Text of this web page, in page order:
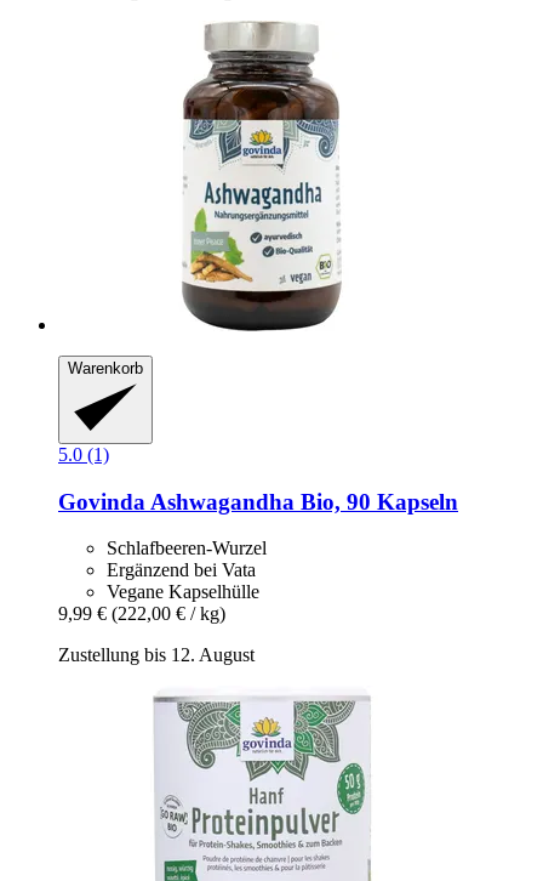
Warenkorb
5.0 (1)
Govinda Ashwagandha Bio, 90 Kapseln
Schlafbeeren-Wurzel
Ergänzend bei Vata
Vegane Kapselhülle
9,99 € (222,00 € / kg)
Zustellung bis 12. August